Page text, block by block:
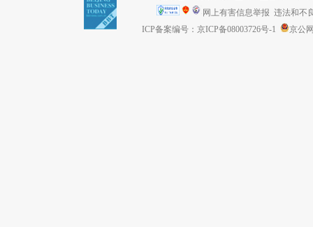
网上有害信息举报 违法和不
ICP备案编号：京ICP备08003726号-1
京公